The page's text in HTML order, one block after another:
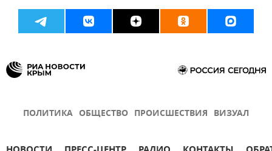
ПОЛИТИКА ОБЩЕСТВО ПРОИСШЕСТВИЯ ВИЗУАЛ